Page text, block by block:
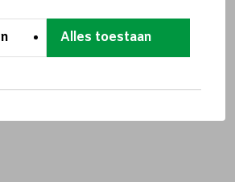
Alles toestaan